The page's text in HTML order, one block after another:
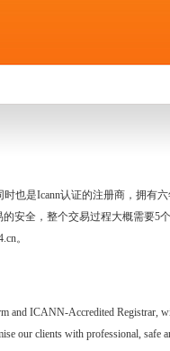
也是Icann认证的注册商，拥有
安全，整个交易过程大概需要5个
。
and ICANN-Accredited Registrar,
our clients with professional, safe